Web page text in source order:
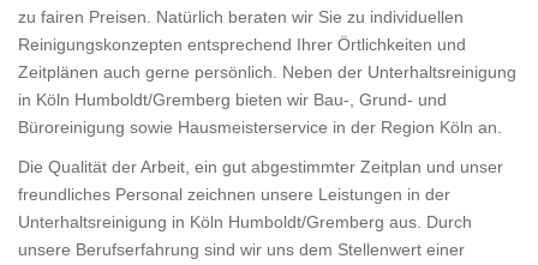
zu fairen Preisen. Natürlich beraten wir Sie zu individuellen
Reinigungskonzepten entsprechend Ihrer Örtlichkeiten und
Zeitplänen auch gerne persönlich. Neben der Unterhaltsreinigung
in Köln Humboldt/Gremberg bieten wir Bau-, Grund- und
Büroreinigung sowie Hausmeisterservice in der Region Köln an.
Die Qualität der Arbeit, ein gut abgestimmter Zeitplan und unser
freundliches Personal zeichnen unsere Leistungen in der
Unterhaltsreinigung in Köln Humboldt/Gremberg aus. Durch
unsere Berufserfahrung sind wir uns dem Stellenwert einer